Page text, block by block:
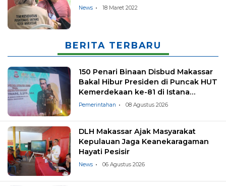
News 18 Maret 2022
BERITA TERBARU
150 Penari Binaan Disbud Makassar
Bakal Hibur Presiden di Puncak HUT
Kemerdekaan ke-81 di Istana
Negara
Pemerintahan 08 Agustus 2026
DLH Makassar Ajak Masyarakat
Kepulauan Jaga Keanekaragaman
Hayati Pesisir
News 06 Agustus 2026